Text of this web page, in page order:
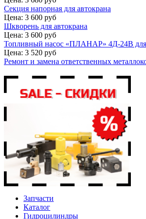
Секция напорная для автокрана
Цена: 3 600 руб
Шкворень для автокрана
Цена: 3 600 руб
Топливный насос «ПЛАНАР» 4Д-24В для
Цена: 3 520 руб
Ремонт и замена ответственных
Запчасти
Каталог
Гидроцилиндры